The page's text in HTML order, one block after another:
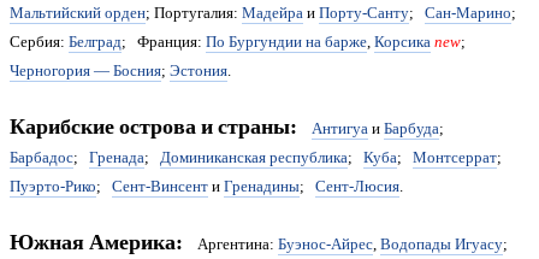
Мальтийский орден; Португалия: МадейраиПорту-Санту; Сан-Марино;
Сербия: Белград; Франция: По Бургундии на барже,Корсикаnew;
Черногория — Босния; Эстония.
Карибские острова и страны: АнтигуаиБарбуда;
Барбадос; Гренада; Доминиканская республика; Куба; Монтсеррат;
Пуэрто-Рико; Сент-ВинсентиГренадины; Сент-Люсия.
Южная Америка: Аргентина: Буэнос-Айрес,Водопады Игуасу;